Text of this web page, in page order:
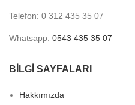
Telefon: 0 312 435 35 07
Whatsapp: 0543 435 35 07
BİLGİ SAYFALARI
Hakkımızda